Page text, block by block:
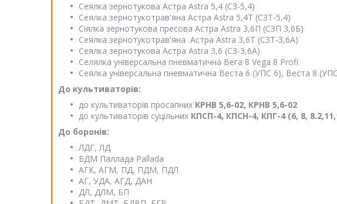
Сеялка зернотукова Астра Astra 5,4 (СЗ-5,4)
Сеялка зернотукотрав'яна Астра Astra 5,4Т (СЗТ-5,4)
Сіялка зернотукова пресова Астра Astra 3,6П (СЗП 3,6Б)
Сеялка зернотукотрав'яна Астра Astra 3,6Т (СЗТ-3,6А)
Сеялка зернотукова Астра Astra 3,6 (СЗ-3,6А)
Селялка універсальна пневматична Вега 8 Vega 8 Profi
Сеялка універсальна пневматична Веста 6 (УПС 6), Веста 8
До культиваторів:
до культиваторів просапних КРНВ 5,6-02, КРНВ 5,6-02
до культиваторів суцільних КПСП-4, КПСН-4, КПГ-4 (6, 8,
До боронів:
ЛДГ, ЛД
БДМ Паллада Pallada
АГК, АГМ, ПД, ПДМ, ПДЛ
АГ, УДА, АГД, ДАН
ДЛ, ДЛМ, БП